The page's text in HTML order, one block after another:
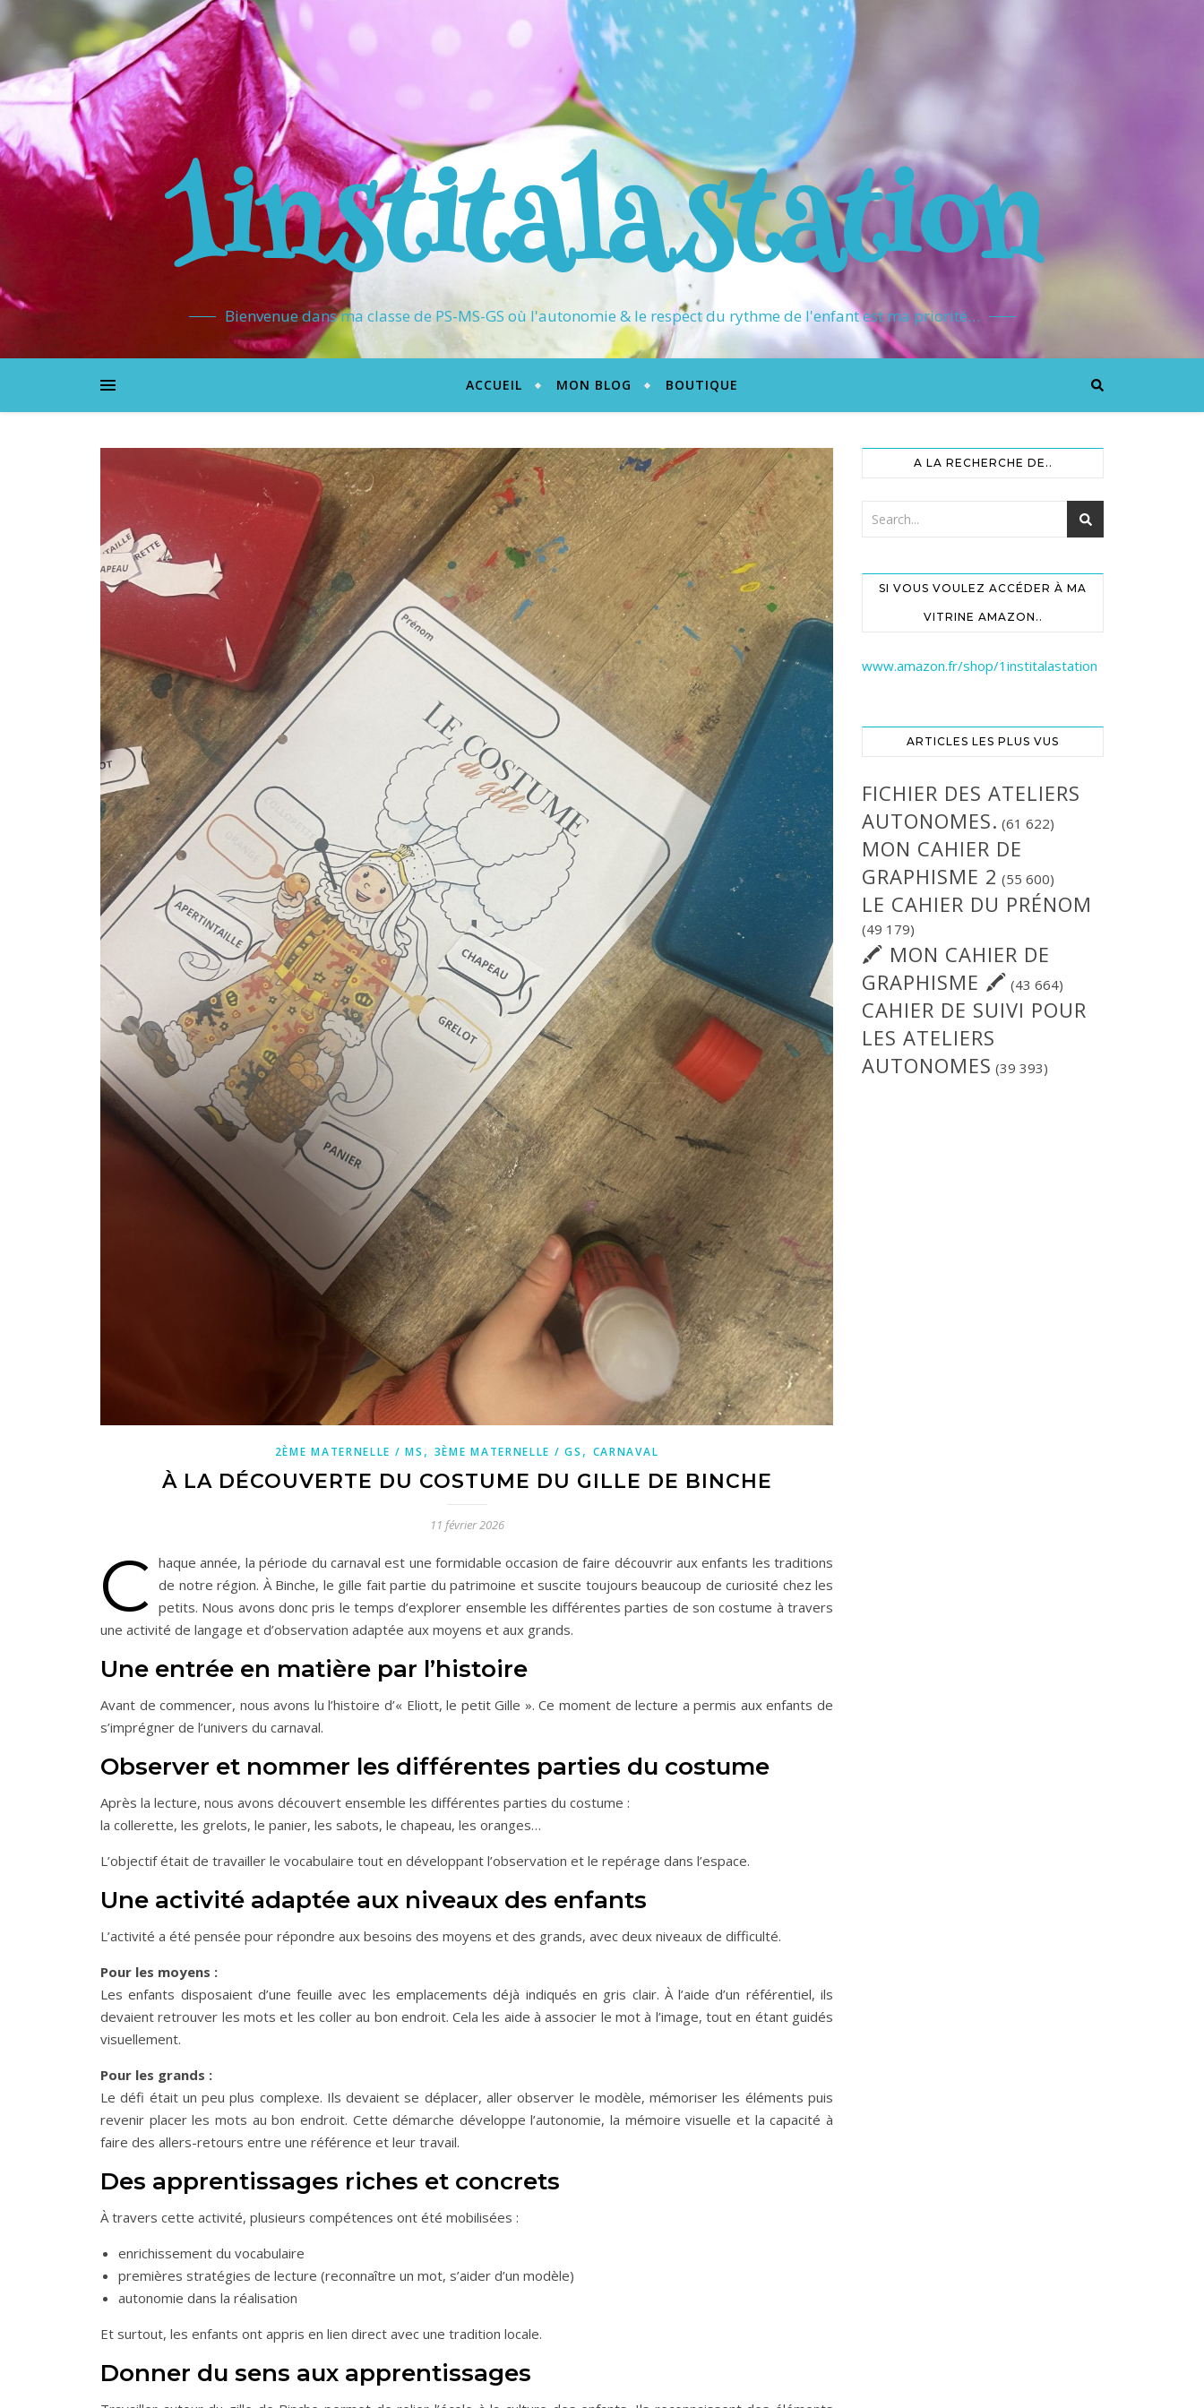
1institalastation
Bienvenue dans ma classe de PS-MS-GS où l'autonomie & le respect du rythme de l'enfant est ma priorité…
ACCUEIL MON BLOG BOUTIQUE
2ÈME MATERNELLE / MS , 3ÈME MATERNELLE / GS , CARNAVAL
À LA DÉCOUVERTE DU COSTUME DU GILLE DE BINCHE
11 février 2026
C haque année, la période du carnaval est une formidable occasion de faire découvrir aux enfants les traditions
de notre région. À Binche, le gille fait partie du patrimoine et suscite toujours beaucoup de curiosité chez les
petits. Nous avons donc pris le temps d’explorer ensemble les différentes parties de son costume à travers
une activité de langage et d’observation adaptée aux moyens et aux grands.
Une entrée en matière par l’histoire
Avant de commencer, nous avons lu l’histoire d’« Eliott, le petit Gille ». Ce moment de lecture a permis aux enfants de
s’imprégner de l’univers du carnaval.
Observer et nommer les différentes parties du costume
Après la lecture, nous avons découvert ensemble les différentes parties du costume :
la collerette, les grelots, le panier, les sabots, le chapeau, les oranges…
L’objectif était de travailler le vocabulaire tout en développant l’observation et le repérage dans l’espace.
Une activité adaptée aux niveaux des enfants
L’activité a été pensée pour répondre aux besoins des moyens et des grands, avec deux niveaux de difficulté.
Pour les moyens :
Les enfants disposaient d’une feuille avec les emplacements déjà indiqués en gris clair. À l’aide d’un référentiel, ils
devaient retrouver les mots et les coller au bon endroit. Cela les aide à associer le mot à l’image, tout en étant guidés
visuellement.
Pour les grands :
Le défi était un peu plus complexe. Ils devaient se déplacer, aller observer le modèle, mémoriser les éléments puis
revenir placer les mots au bon endroit. Cette démarche développe l’autonomie, la mémoire visuelle et la capacité à
faire des allers-retours entre une référence et leur travail.
Des apprentissages riches et concrets
À travers cette activité, plusieurs compétences ont été mobilisées :
enrichissement du vocabulaire
premières stratégies de lecture (reconnaître un mot, s’aider d’un modèle)
autonomie dans la réalisation
Et surtout, les enfants ont appris en lien direct avec une tradition locale.
Donner du sens aux apprentissages
A LA RECHERCHE DE..
SI VOUS VOULEZ ACCÉDER À MA
VITRINE AMAZON..
www.amazon.fr/shop/1institalastation
ARTICLES LES PLUS VUS
FICHIER DES ATELIERS
AUTONOMES. (61 622)
MON CAHIER DE
GRAPHISME 2 (55 600)
LE CAHIER DU PRÉNOM
(49 179)
🖍 MON CAHIER DE
GRAPHISME 🖍 (43 664)
CAHIER DE SUIVI POUR
LES ATELIERS
AUTONOMES (39 393)